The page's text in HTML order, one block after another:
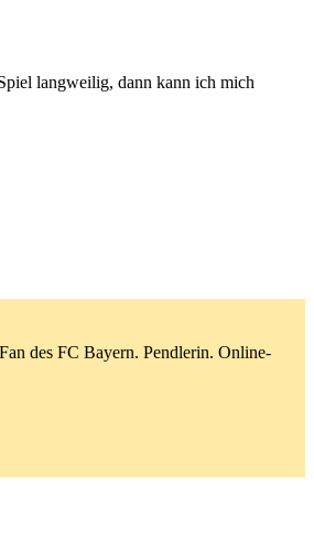
langweilig, dann kann ich mich
des FC Bayern. Pendlerin. Online-